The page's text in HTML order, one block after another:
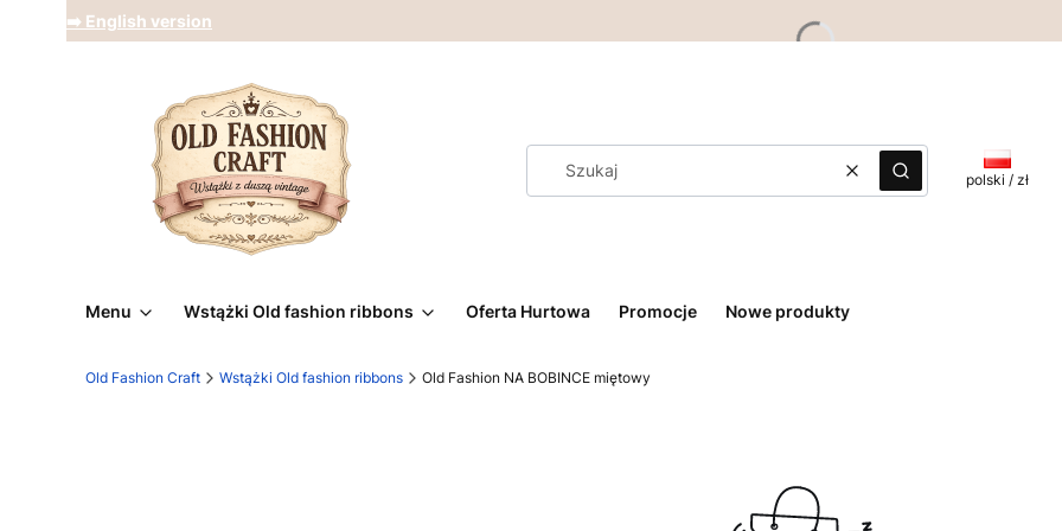
➡️ English version
WyczyśćSzukaj polski / zł
Menu Wstążki Old fashion ribbons Oferta Hurtowa Promocje Nowe produkty
Old Fashion Craft Wstążki Old fashion ribbons Old Fashion NA BOBINCE miętowy